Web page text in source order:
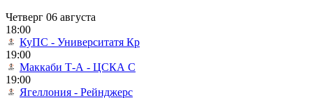
Четверг 06 августа
18:00
КуПС - Университатя Кр
19:00
Маккаби Т-А - ЦСКА С
19:00
Ягеллония - Рейнджерс